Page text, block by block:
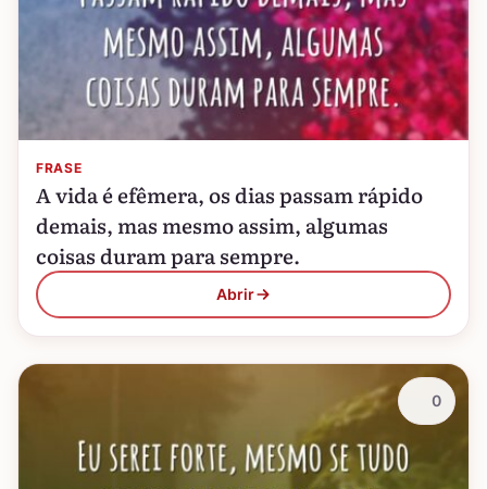
FRASE
A vida é efêmera, os dias passam rápido
demais, mas mesmo assim, algumas
coisas duram para sempre.
Abrir
0